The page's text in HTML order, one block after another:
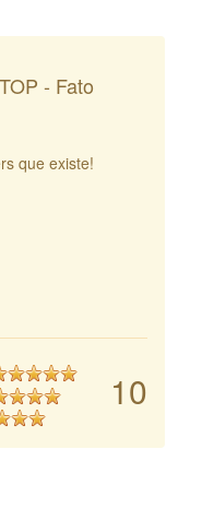
- Fato
que existe!
10